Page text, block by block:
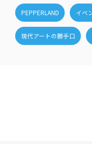
PEPPERLAND イベ
現代アートの勝手口